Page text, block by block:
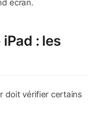
écran.
: les
doit vérifier certains